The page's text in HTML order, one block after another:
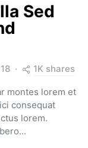
Sed
1K shares
montes lorem et
consequat
lorem.